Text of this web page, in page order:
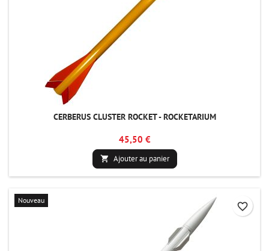
CERBERUS CLUSTER ROCKET - ROCKETARIUM
45,50 €
 Ajouter au panier
Nouveau
favorite_border